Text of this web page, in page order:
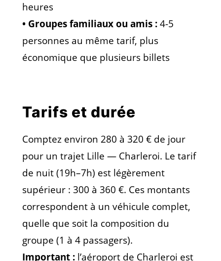
heures
• Groupes familiaux ou amis :4-5
personnes au même tarif, plus
économique que plusieurs billets
Tarifs et durée
Comptez environ 280 à 320 € de jour
pour un trajet Lille — Charleroi. Le tarif
de nuit (19h–7h) est légèrement
supérieur : 300 à 360 €. Ces montants
correspondent à un véhicule complet,
quelle que soit la composition du
groupe (1 à 4 passagers).
Important :l’aéroport de Charleroi est